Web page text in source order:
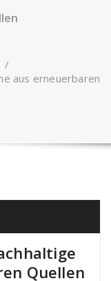
/
aus erneuerbaren
Quellen